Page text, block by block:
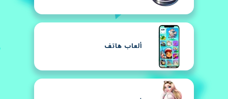
ألعاب هاتف